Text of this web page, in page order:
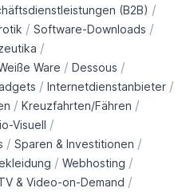
(B2B) /
/ Software-Downloads /
/
Ware / Dessous /
/ Internetdienstanbieter /
/ Kreuzfahrten/Fähren /
Visuell /
/ Sparen & Investitionen /
/ Webhosting /
& Video-on-Demand /